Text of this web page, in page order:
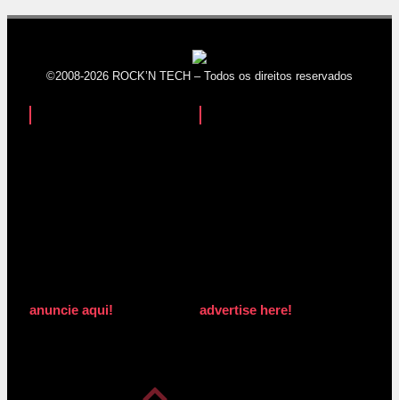
©2008-2026 ROCK’N TECH – Todos os direitos reservados
anuncie aqui! advertise here!